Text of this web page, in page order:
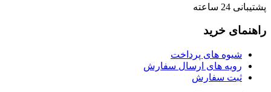
پشتیبانی 24 ساعته
راهنمای خرید
شیوه های پرداخت
رویه های ارسال سفارش
ثبت سفارش